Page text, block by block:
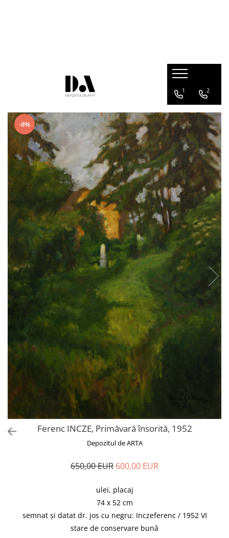
HEIM András (1946-2020)
1 2
-8%
Ferenc INCZE, Primăvară însorită, 1952
Depozitul de ARTA
650,00 EUR 600,00 EUR
ulei, placaj
74 x 52 cm
semnat și datat dr. jos cu negru: Inczeferenc / 1952 VI
stare de conservare bună